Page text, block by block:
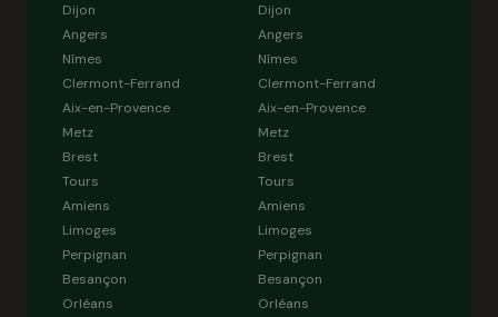
Dijon
Angers
Nîmes
Clermont-Ferrand
Aix-en-Provence
Metz
Brest
Tours
Amiens
Limoges
Perpignan
Besançon
Orléans
Dijon
Angers
Nîmes
Clermont-Ferrand
Aix-en-Provence
Metz
Brest
Tours
Amiens
Limoges
Perpignan
Besançon
Orléans